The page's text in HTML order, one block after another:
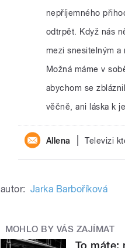
nepříjemného
odtrpět. Když nás
mezi snesitelným a
Možná máme v
abychom se
věčně, ani láska k
Allena Televizi
autor: Jarka Barboříková
MOHLO BY VÁS ZAJÍMAT
To máte: